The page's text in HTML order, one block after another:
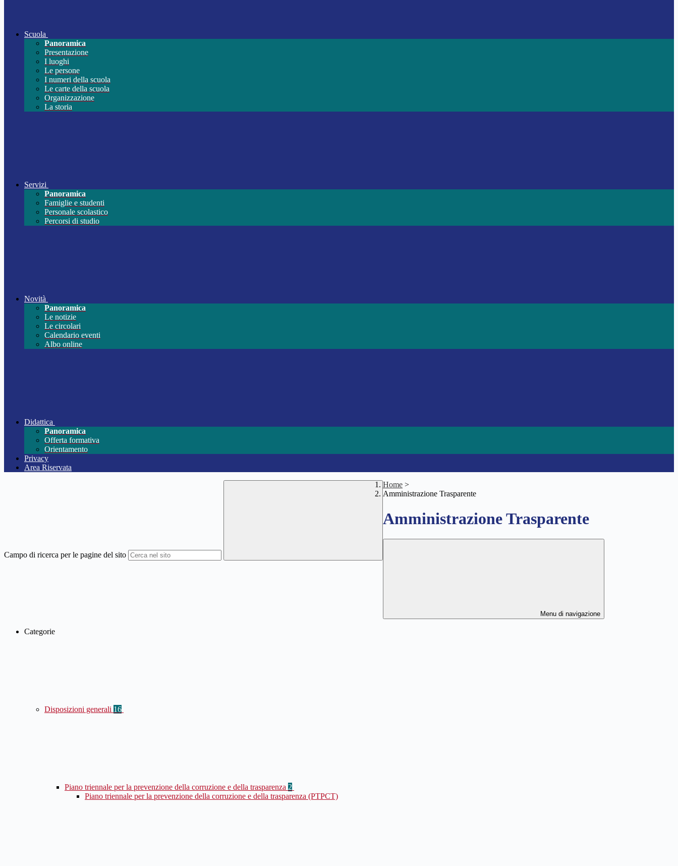
Scuola
Panoramica
Presentazione
I luoghi
Le persone
I numeri della scuola
Le carte della scuola
Organizzazione
La storia
Servizi
Panoramica
Famiglie e studenti
Personale scolastico
Percorsi di studio
Novità
Panoramica
Le notizie
Le circolari
Calendario eventi
Albo online
Didattica
Panoramica
Offerta formativa
Orientamento
Privacy
Area Riservata
Campo di ricerca per le pagine del sito
Home >
Amministrazione Trasparente
Amministrazione Trasparente
Menu di navigazione
Categorie
Disposizioni generali 16
Piano triennale per la prevenzione della corruzione e della trasparenza 2
Piano triennale per la prevenzione della corruzione e della trasparenza (PTPCT)